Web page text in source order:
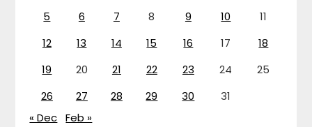
5
6 7 8 9 10
11
12
13 14 15 16 17
18
19
20 21 22 23 24
25
26
27 28 29 30
31
« Dec Feb »